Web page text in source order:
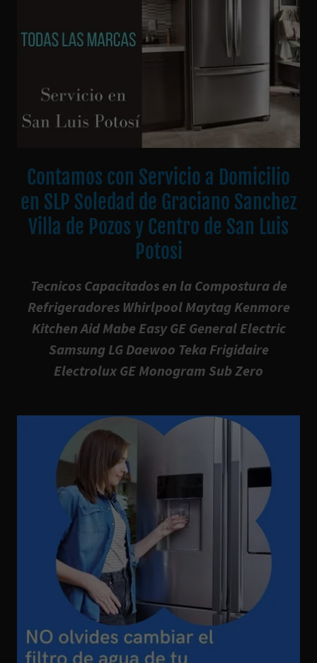
Contamos con Servicio a Domicilio
en SLP Soledad de Graciano Sanchez
Villa de Pozos y Centro de San Luis
Potosi
Tecnicos Capacitados en la Compostura de
Refrigeradores Whirlpool Maytag Kenmore
Kitchen Aid Mabe Easy GE General Electric
Samsung LG Daewoo Teka Frigidaire
Electrolux GE Monogram Sub Zero